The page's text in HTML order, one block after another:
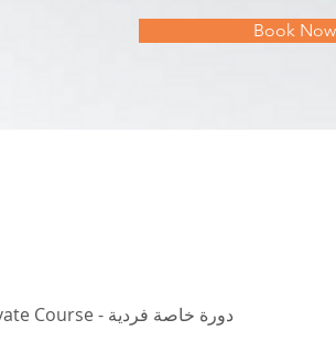
Book Now
1-1 Private Course - دورة خاصة فردية